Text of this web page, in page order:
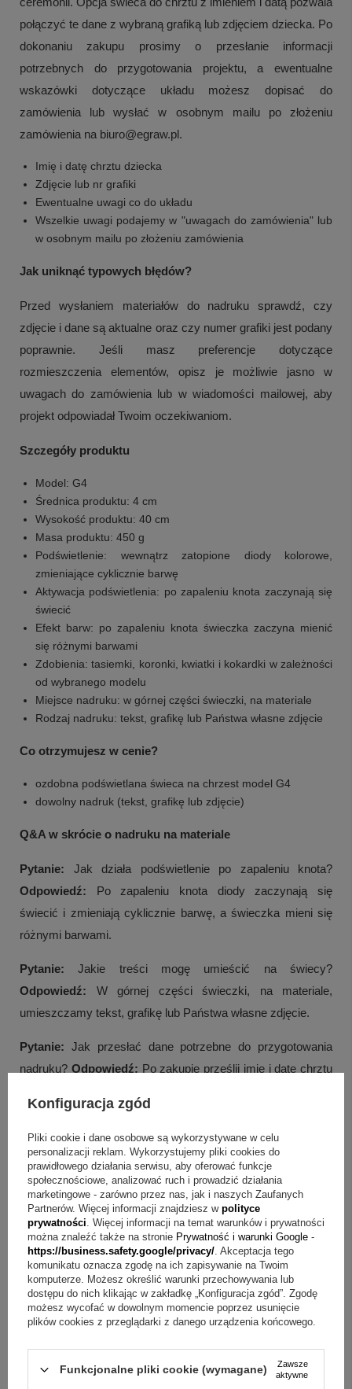
połączyć te dane z wybraną grafiką lub zdjęciem dziecka. Po
dokonaniu zakupu prosimy o przesłanie informacji
potrzebnych do przygotowania projektu, a ewentualne
wskazówki dotyczące układu możesz dopisać do
zamówienia lub wysłać w osobnym mailu po złożeniu
zamówienia na biuro@egraw.pl.
Imię i datę chrztu dziecka
Zdjęcie lub nr grafiki
Ewentualne uwagi co do układu
Wszelkie uwagi podajemy w "uwagach do zamówienia" lub
w osobnym mailu po złożeniu zamówienia
Jak uniknąć typowych błędów?
Przed wysłaniem materiałów do nadruku sprawdź, czy
zdjęcie i dane są aktualne oraz czy numer grafiki jest podany
poprawnie. Jeśli masz preferencje dotyczące
rozmieszczenia elementów, opisz je możliwie jasno w
uwagach do zamówienia lub w wiadomości mailowej, aby
projekt odpowiadał Twoim oczekiwaniom.
Szczegóły produktu
Model: G4
Średnica produktu: 4 cm
Wysokość produktu: 40 cm
Masa produktu: 450 g
Podświetlenie: wewnątrz zatopione diody kolorowe,
zmieniające cyklicznie barwę
Aktywacja podświetlenia: po zapaleniu knota zaczynają się
świecić
Efekt barw: po zapaleniu knota świeczka zaczyna mienić
się różnymi barwami
Zdobienia: tasiemki, koronki, kwiatki i kokardki w zależności
od wybranego modelu
Miejsce nadruku: w górnej części świeczki, na materiale
Rodzaj nadruku: tekst, grafikę lub Państwa własne zdjęcie
Co otrzymujesz w cenie?
ozdobna podświetlana świeca na chrzest model G4
dowolny nadruk (tekst, grafikę lub zdjęcie)
Q&A w skrócie o nadruku na materiale
Pytanie: Jak działa podświetlenie po zapaleniu knota?
Odpowiedź: Po zapaleniu knota diody zaczynają się
świecić i zmieniają cyklicznie barwę, a świeczka mieni się
różnymi barwami.
Pytanie: Jakie treści mogę umieścić na świecy?
Odpowiedź: W górnej części świeczki, na materiale,
umieszczamy tekst, grafikę lub Państwa własne zdjęcie.
Pytanie: Jak przesłać dane potrzebne do przygotowania
nadruku? Odpowiedź: Po zakupie prześlij imię i datę chrztu
układu.
Pytanie:Jak zgłosić uwagi do układu projektu?
Odpowiedź:
Uwagi możesz podać w "uwagach do zamówienia" lub
wysłać w osobnym mailu po złożeniu zamówienia na
biuro@egraw.pl.
Pytanie:Dlaczego barwy mogą wyglądać inaczej na
ekranie?Odpowiedź:Kolory w rzeczywistości mogą się
delikatnie różnić, zależy to od ustawień parametrów
monitora.
Podsumowanie i ostatni krok
Jeśli chcesz, aby ceremonia miała spójną oprawę i wyraźny,
Konfiguracja zgód
Pliki cookie i dane osobowe są wykorzystywane w celu
personalizacji reklam. Wykorzystujemy pliki cookies do
prawidłowego działania serwisu, aby oferować funkcje
społecznościowe, analizować ruch i prowadzić działania
marketingowe - zarówno przez nas, jak i naszych Zaufanych
Partnerów. Więcej informacji znajdziesz w polityce
prywatności. Więcej informacji na temat warunków i prywatności
można znaleźć także na stronie Prywatność i warunki Google -
https://business.safety.google/privacy/. Akceptacja tego
komunikatu oznacza zgodę na ich zapisywanie na Twoim
komputerze. Możesz określić warunki przechowywania lub
dostępu do nich klikając w zakładkę „Konfiguracja zgód”. Zgodę
możesz wycofać w dowolnym momencie poprzez usunięcie
plików cookies z przeglądarki z danego urządzenia końcowego.
Funkcjonalne pliki cookie (wymagane)
Zawsze
aktywne